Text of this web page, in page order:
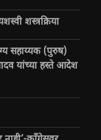
शस्त्रक्रिया
सहाय्यक (पुरुष)
यांच्या हस्ते आदेश